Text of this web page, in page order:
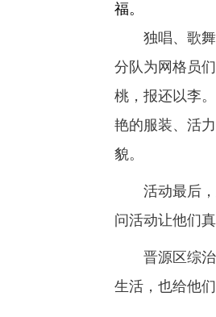
福。
独唱、歌舞
分队为网格员
桃，报还以李
艳的服装、活
貌。
活动最后，
问活动让他们
晋源区综治
生活，也给他